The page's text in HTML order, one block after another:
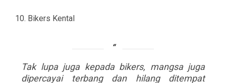
10. Bikers Kental
Tak lupa juga kepada bikers, mangsa juga
dipercayai terbang dan hilang ditempat